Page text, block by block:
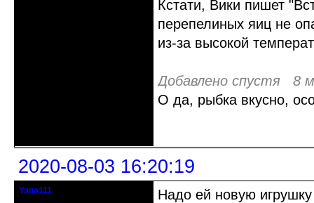
Кстати, Вики пишет
перепелиных яиц не
из-за высокой
Добавлено спустя 8
О да, рыбка вкусно,
2020-08-03 16:20:19
Yana111
Надо ей новую